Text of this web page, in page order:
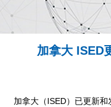
加拿大 ISED
加拿大（ISED）已更新